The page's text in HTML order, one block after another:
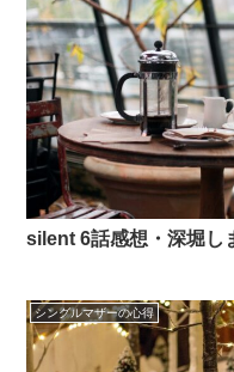
silent 6話感想・深堀し
シングルマザーの心得